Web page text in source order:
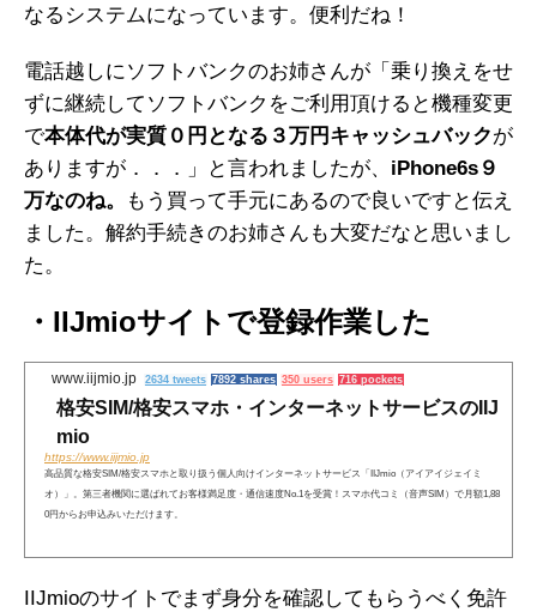
なるシステムになっています。便利だね！
電話越しにソフトバンクのお姉さんが「乗り換えをせ
ずに継続してソフトバンクをご利用頂けると機種変更
で本体代が実質０円となる３万円キャッシュバックが
ありますが．．．」と言われましたが、 iPhone6s９
万なのね。
もう買って手元にあるので良いですと伝え
ました。解約手続きのお姉さんも大変だなと思いまし
た。
・IIJmioサイトで登録作業した
www.iijmio.jp 2634 tweets 7892 shares 350 users 716 pockets
格安SIM/格安スマホ・インターネットサービスのIIJ
mio
https://www.iijmio.jp
高品質な格安SIM/格安スマホと取り扱う個人向けインターネットサービス「IIJmio（アイアイジェイミ
オ）」。第三者機関に選ばれてお客様満足度・通信速度No.1を受賞！スマホ代コミ（音声SIM）で月額1,88
0円からお申込みいただけます。
IIJmioのサイトでまず身分を確認してもらうべく免許